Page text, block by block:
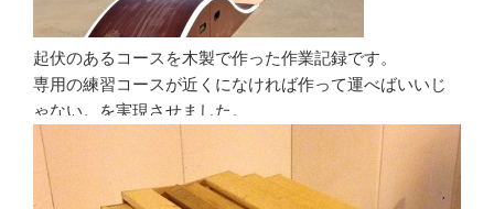
起伏のあるコースを木製で作った作業記録です。
専用の練習コースが近くになければ作って運べばいいじ
ゃない。を実現させました。